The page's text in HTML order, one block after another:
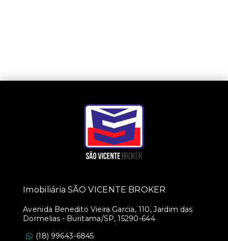
Imobiliária SÃO VICENTE BROKER
Avenida Benedito Vieira Garcia, 110, Jardim das
Dormelias - Buritama/SP, 15290-644
(18) 99643-6845